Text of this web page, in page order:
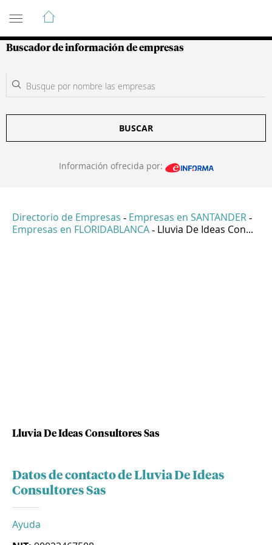
Guía de Empresas Colombianas
Buscador de información de empresas
BUSCAR
Información ofrecida por:
Directorio de Empresas - Empresas en SANTANDER -
Empresas en FLORIDABLANCA - Lluvia De Ideas Con...
Lluvia De Ideas Consultores Sas
Datos de contacto de Lluvia De Ideas
Consultores Sas
Ayuda